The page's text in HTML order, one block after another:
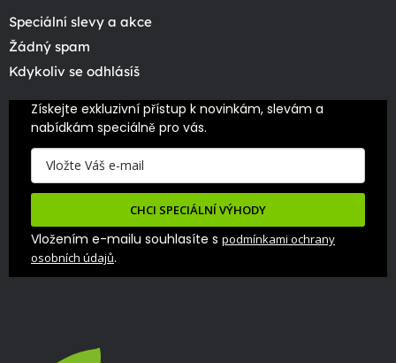
Speciální slevy a akce
Žádný spam
Kdykoliv se odhlásíš
Získejte exkluzivní přístup k novinkám, slevám a
nabídkám speciálně pro vás.
CHCI SPECIÁLNÍ VÝHODY
Vložením e-mailu souhlasíte s podmínkami ochrany
osobních údajů.